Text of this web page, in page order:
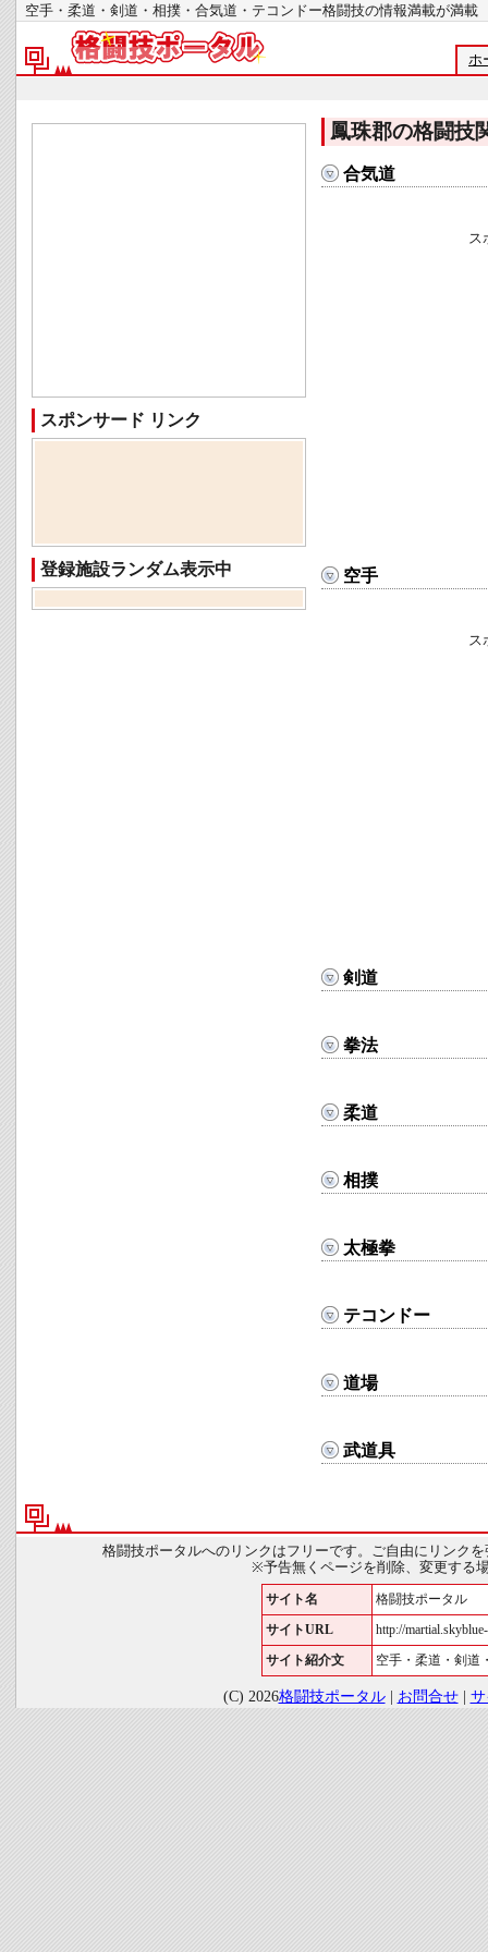
空手・柔道・剣道・相撲・合気道・テコンドー格闘技の情報満載が
ホ
鳳珠郡の格闘技
合気道
ス
空手
ス
剣道
拳法
柔道
相撲
太極拳
テコンドー
道場
武道具
スポンサード リンク
登録施設ランダム表示中
格闘技ポータルへのリンクはフリーです。ご自由にリンク
※予告無くページを削除、変更する
サイト名 格闘技ポータル
サイトURL http://
サイト紹介文 空手・柔道・剣道
(C) 2026格闘技ポータル| お問合せ|